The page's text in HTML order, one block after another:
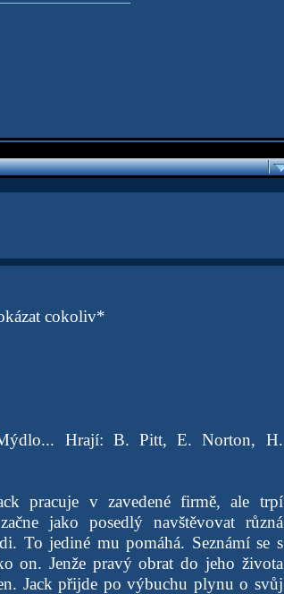
cokoliv*
Hrají: B. Pitt, E. Norton, H.
pracuje v zavedené firmě, ale trpí
jako posedlý navštěvovat různá
To jediné mu pomáhá. Seznámí se s
on. Jenže pravý obrat do jeho života
Jack přijde po výbuchu plynu o svůj